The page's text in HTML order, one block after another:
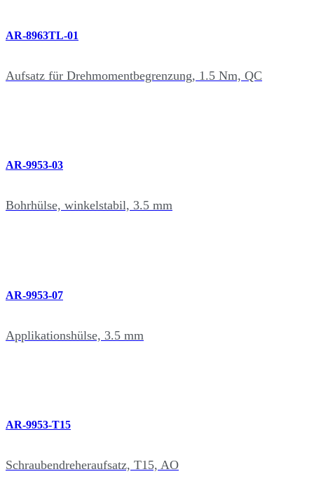
AR-8963TL-01
Aufsatz für Drehmomentbegrenzung, 1.5 Nm, QC
AR-9953-03
Bohrhülse, winkelstabil, 3.5 mm
AR-9953-07
Applikationshülse, 3.5 mm
AR-9953-T15
Schraubendreheraufsatz, T15, AO